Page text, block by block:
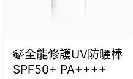
🍃全能修護UV防曬棒
SPF50+ PA++++